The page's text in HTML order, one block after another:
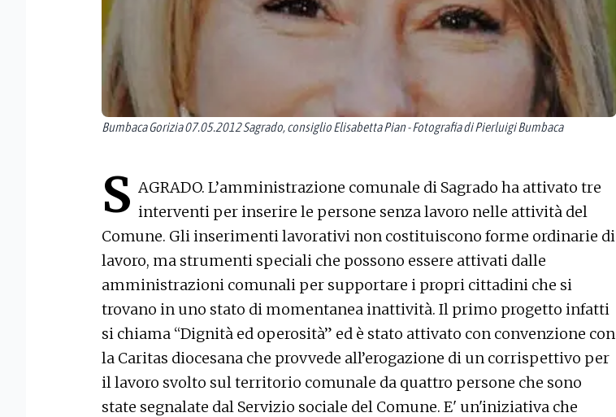
Bumbaca Gorizia 07.05.2012 Sagrado, consiglio Elisabetta Pian - Fotografia di Pierluigi Bumbaca
S AGRADO. L’amministrazione comunale di Sagrado ha attivato tre
interventi per inserire le persone senza lavoro nelle attività del
Comune. Gli inserimenti lavorativi non costituiscono forme ordinarie di
lavoro, ma strumenti speciali che possono essere attivati dalle
amministrazioni comunali per supportare i propri cittadini che si
trovano in uno stato di momentanea inattività. Il primo progetto infatti
si chiama “Dignità ed operosità” ed è stato attivato con convenzione con
la Caritas diocesana che provvede all’erogazione di un corrispettivo per
il lavoro svolto sul territorio comunale da quattro persone che sono
state segnalate dal Servizio sociale del Comune. E' un'iniziativa che